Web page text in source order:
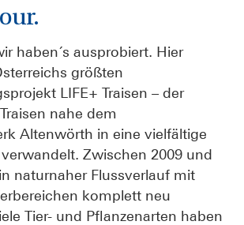
haben´s ausprobiert. Hier
größten
LIFE+ Traisen – der
nahe dem
Altenwörth in eine vielfältige
Zwischen 2009 und
naturnaher Flussverlauf mit
komplett neu
Tier- und Pflanzenarten haben